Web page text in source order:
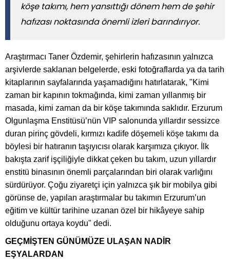
köşe takımı, hem yansıttığı dönem hem de şehir
hafızası noktasında önemli izleri barındırıyor.
Araştırmacı Taner Özdemir, şehirlerin hafızasının yalnızca
arşivlerde saklanan belgelerde, eski fotoğraflarda ya da tarih
kitaplarının sayfalarında yaşamadığını hatırlatarak, "Kimi
zaman bir kapının tokmağında, kimi zaman yıllanmış bir
masada, kimi zaman da bir köşe takımında saklıdır. Erzurum
Olgunlaşma Enstitüsü’nün VIP salonunda yıllardır sessizce
duran pirinç gövdeli, kırmızı kadife döşemeli köşe takımı da
böylesi bir hatıranın taşıyıcısı olarak karşımıza çıkıyor. İlk
bakışta zarif işçiliğiyle dikkat çeken bu takım, uzun yıllardır
enstitü binasının önemli parçalarından biri olarak varlığını
sürdürüyor. Çoğu ziyaretçi için yalnızca şık bir mobilya gibi
görünse de, yapılan araştırmalar bu takımın Erzurum’un
eğitim ve kültür tarihine uzanan özel bir hikâyeye sahip
olduğunu ortaya koydu" dedi.
GEÇMİŞTEN GÜNÜMÜZE ULAŞAN NADİR
EŞYALARDAN